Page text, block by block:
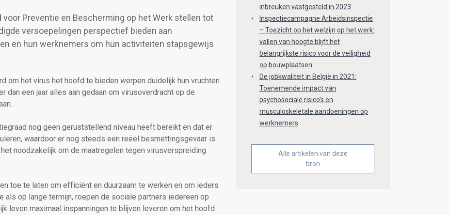
voor Preventie en Bescherming op het Werk stellen tot
versoepelingen perspectief bieden aan
en hun werknemers om hun activiteiten stapsgewijs
om het virus het hoofd te bieden werpen duidelijk hun vruchten
dan een jaar alles aan gedaan om virusoverdracht op de
nog geen geruststellend niveau heeft bereikt en dat er
waardoor er nog steeds een reëel besmettingsgevaar is
noodzakelijk om de maatregelen tegen virusverspreiding
toe te laten om efficiënt en duurzaam te werken en om ieders
op lange termijn, roepen de sociale partners iedereen op
leven maximaal inspanningen te blijven leveren om het hoofd
inbreuken vastgesteld in 2023
Inspectiecampagne Arbeidsinspectie
– Toezicht op het welzijn op het werk:
vallen van hoogte blijft het
belangrijkste risico voor de veiligheid
op bouwplaatsen
De jobkwaliteit in België in 2021:
Toenemende impact van
psychosociale risico’s en
musculoskeletale aandoeningen op
werknemers
Alle artikelen van deze
bron